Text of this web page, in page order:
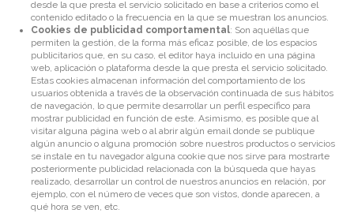
desde la que presta el servicio solicitado en base a criterios como el
contenido editado o la frecuencia en la que se muestran los anuncios.
Cookies de publicidad comportamental: Son aquéllas que
permiten la gestión, de la forma más eficaz posible, de los espacios
publicitarios que, en su caso, el editor haya incluido en una página
web, aplicación o plataforma desde la que presta el servicio solicitado.
Estas cookies almacenan información del comportamiento de los
usuarios obtenida a través de la observación continuada de sus hábitos
de navegación, lo que permite desarrollar un perfil específico para
mostrar publicidad en función de este. Asimismo, es posible que al
visitar alguna página web o al abrir algún email donde se publique
algún anuncio o alguna promoción sobre nuestros productos o servicios
se instale en tu navegador alguna cookie que nos sirve para mostrarte
posteriormente publicidad relacionada con la búsqueda que hayas
realizado, desarrollar un control de nuestros anuncios en relación, por
ejemplo, con el número de veces que son vistos, donde aparecen, a
qué hora se ven, etc.